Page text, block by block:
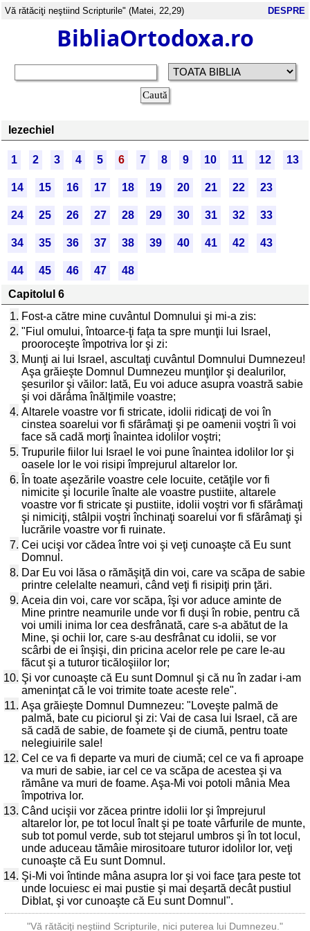
Vă rătăciţi neştiind Scripturile" (Matei, 22,29) DESPRE
BibliaOrtodoxa.ro
Iezechiel
1 2 3 4 5 6 7 8 9 10 11 12 13
14 15 16 17 18 19 20 21 22 23
24 25 26 27 28 29 30 31 32 33
34 35 36 37 38 39 40 41 42 43
44 45 46 47
48
Capitolul 6
1. Fost-a către mine cuvântul Domnului şi mi-a zis:
2. "Fiul omului, întoarce-ţi faţa ta spre munţii lui Israel,
prooroceşte împotriva lor şi zi:
3. Munţi ai lui Israel, ascultaţi cuvântul Domnului Dumnezeu!
Aşa grăieşte Domnul Dumnezeu munţilor şi dealurilor,
şesurilor şi văilor: Iată, Eu voi aduce asupra voastră sabie
şi voi dărâma înălţimile voastre;
4. Altarele voastre vor fi stricate, idolii ridicaţi de voi în
cinstea soarelui vor fi sfărâmaţi şi pe oamenii voştri îi voi
face să cadă morţi înaintea idolilor voştri;
5. Trupurile fiilor lui Israel le voi pune înaintea idolilor lor şi
oasele lor le voi risipi împrejurul altarelor lor.
6. În toate aşezările voastre cele locuite, cetăţile vor fi
nimicite şi locurile înalte ale voastre pustiite, altarele
voastre vor fi stricate şi pustiite, idolii voştri vor fi sfărâmaţi
şi nimiciţi, stâlpii voştri închinaţi soarelui vor fi sfărâmaţi şi
lucrările voastre vor fi ruinate.
7. Cei ucişi vor cădea între voi şi veţi cunoaşte că Eu sunt
Domnul.
8. Dar Eu voi lăsa o rămăşiţă din voi, care va scăpa de sabie
printre celelalte neamuri, când veţi fi risipiţi prin ţări.
9. Aceia din voi, care vor scăpa, îşi vor aduce aminte de
Mine printre neamurile unde vor fi duşi în robie, pentru că
voi umili inima lor cea desfrânată, care s-a abătut de la
Mine, şi ochii lor, care s-au desfrânat cu idolii, se vor
scârbi de ei înşişi, din pricina acelor rele pe care le-au
făcut şi a tuturor ticăloşiilor lor;
10. Şi vor cunoaşte că Eu sunt Domnul şi că nu în zadar i-am
ameninţat că le voi trimite toate aceste rele".
11. Aşa grăieşte Domnul Dumnezeu: "Loveşte palmă de
palmă, bate cu piciorul şi zi: Vai de casa lui Israel, că are
să cadă de sabie, de foamete şi de ciumă, pentru toate
nelegiuirile sale!
12. Cel ce va fi departe va muri de ciumă; cel ce va fi aproape
va muri de sabie, iar cel ce va scăpa de acestea şi va
rămâne va muri de foame. Aşa-Mi voi potoli mânia Mea
împotriva lor.
13. Când ucişii vor zăcea printre idolii lor şi împrejurul
altarelor lor, pe tot locul înalt şi pe toate vârfurile de munte,
sub tot pomul verde, sub tot stejarul umbros şi în tot locul,
unde aduceau tămâie mirositoare tuturor idolilor lor, veţi
cunoaşte că Eu sunt Domnul.
14. Şi-Mi voi întinde mâna asupra lor şi voi face ţara peste tot
unde locuiesc ei mai pustie şi mai deşartă decât pustiul
Diblat, şi vor cunoaşte că Eu sunt Domnul".
"Vă rătăciţi neştiind Scripturile, nici puterea lui Dumnezeu."